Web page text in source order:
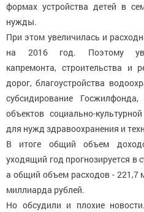
формах устройства детей в
нужды.
При этом увеличилась и
на 2016 год. Поэтому
капремонта, строительства и
дорог, благоустройства
субсидирование
объектов социально-
для нужд здравоохранения и
В итоге общий объем
уходящий год прогнозируется в
а общий объем расходов - 221,7
миллиарда рублей.
Но обсудили и плохие